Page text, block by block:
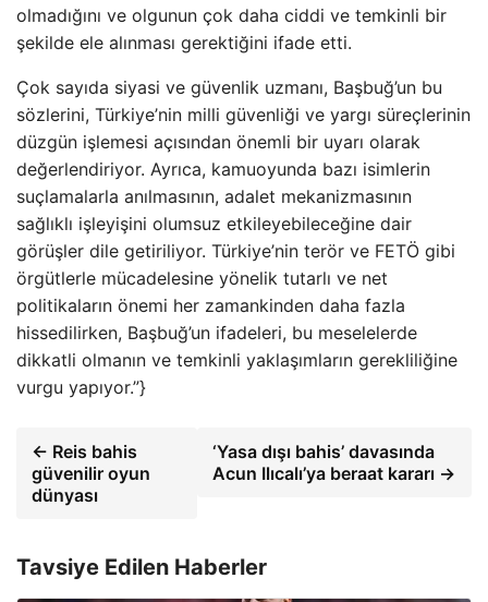
olmadığını ve olgunun çok daha ciddi ve temkinli bir
şekilde ele alınması gerektiğini ifade etti.
Çok sayıda siyasi ve güvenlik uzmanı, Başbuğ’un bu
sözlerini, Türkiye’nin milli güvenliği ve yargı süreçlerinin
düzgün işlemesi açısından önemli bir uyarı olarak
değerlendiriyor. Ayrıca, kamuoyunda bazı isimlerin
suçlamalarla anılmasının, adalet mekanizmasının
sağlıklı işleyişini olumsuz etkileyebileceğine dair
görüşler dile getiriliyor. Türkiye’nin terör ve FETÖ gibi
örgütlerle mücadelesine yönelik tutarlı ve net
politikaların önemi her zamankinden daha fazla
hissedilirken, Başbuğ’un ifadeleri, bu meselelerde
dikkatli olmanın ve temkinli yaklaşımların gerekliliğine
vurgu yapıyor.”}
← Reis bahis
güvenilir oyun
dünyası
‘Yasa dışı bahis’ davasında
Acun Ilıcalı’ya beraat kararı →
Tavsiye Edilen Haberler